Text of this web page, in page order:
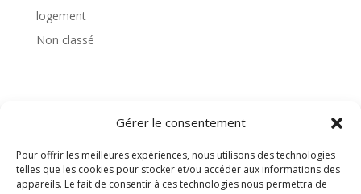
Gérer le consentement
Pour offrir les meilleures expériences, nous utilisons des technologies
telles que les cookies pour stocker et/ou accéder aux informations des
appareils. Le fait de consentir à ces technologies nous permettra de
logement
Non classé